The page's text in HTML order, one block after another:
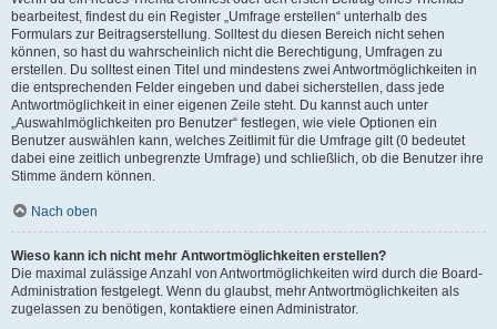
bearbeitest, findest du ein Register „Umfrage erstellen“ unterhalb des
Formulars zur Beitragserstellung. Solltest du diesen Bereich nicht sehen
können, so hast du wahrscheinlich nicht die Berechtigung, Umfragen zu
erstellen. Du solltest einen Titel und mindestens zwei Antwortmöglichkeiten in
die entsprechenden Felder eingeben und dabei sicherstellen, dass jede
Antwortmöglichkeit in einer eigenen Zeile steht. Du kannst auch unter
„Auswahlmöglichkeiten pro Benutzer“ festlegen, wie viele Optionen ein
Benutzer auswählen kann, welches Zeitlimit für die Umfrage gilt (0 bedeutet
dabei eine zeitlich unbegrenzte Umfrage) und schließlich, ob die Benutzer ihre
Stimme ändern können.
Nach oben
Wieso kann ich nicht mehr Antwortmöglichkeiten erstellen?
Die maximal zulässige Anzahl von Antwortmöglichkeiten wird durch die Board-
Administration festgelegt. Wenn du glaubst, mehr Antwortmöglichkeiten als
zugelassen zu benötigen, kontaktiere einen Administrator.